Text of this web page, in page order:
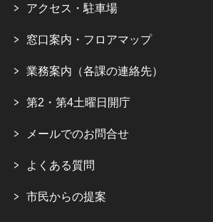
アクセス・駐車場
窓口案内・フロアマップ
業務案内（各課の連絡先）
第2・第4土曜日開庁
メールでのお問合せ
よくある質問
市民からの提案